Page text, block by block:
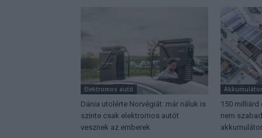
Elektromos autó
Dánia utolérte Norvégiát: már náluk is
szinte csak elektromos autót
vesznek az emberek
Akkumulátor
150 milliárd
nem